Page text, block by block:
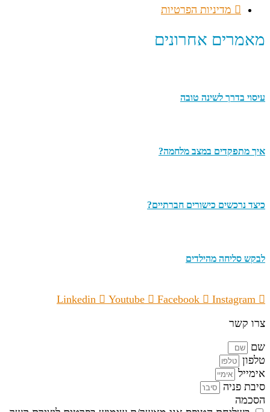
מדיניות הפרטיות
מאמרים אחרונים
עיסוי בדרך לשינה טובה
איך מתפקדים במצב מלחמה?
כיצד נרכשים כישורים חברתיים?
לבקש סליחה מהילדים
Linkedin Youtube Facebook
Instagram
צרו קשר
שם
טלפון
אימייל
סיבת פניה
הסכמה